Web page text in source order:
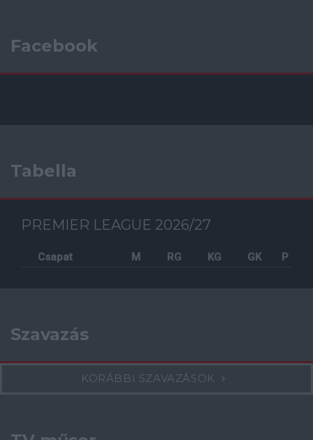
Facebook
Tabella
PREMIER LEAGUE 2026/27
Csapat M RG KG GK P
Szavazás
KORÁBBI SZAVAZÁSOK